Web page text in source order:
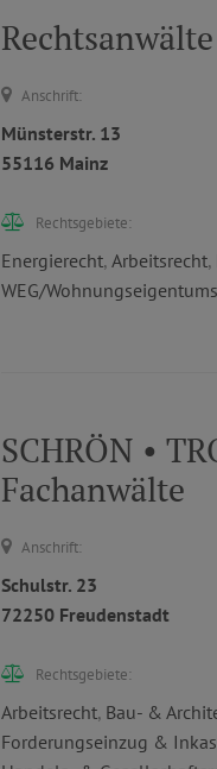
Anschrift:
Münsterstr. 13
55116 Mainz
Rechtsgebiete:
Energierecht, Arbeitsrecht,
WEG/
SCHRÖN •
Fachanwälte
Anschrift:
Schulstr. 23
72250 Freudenstadt
Rechtsgebiete:
Arbeitsrecht, Bau- &
Forderungseinzug &